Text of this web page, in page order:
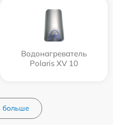
Водонагреватель
Polaris XV 10
больше